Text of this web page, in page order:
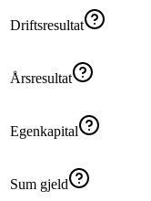
Driftsresultat
Årsresultat
Egenkapital
Sum gjeld